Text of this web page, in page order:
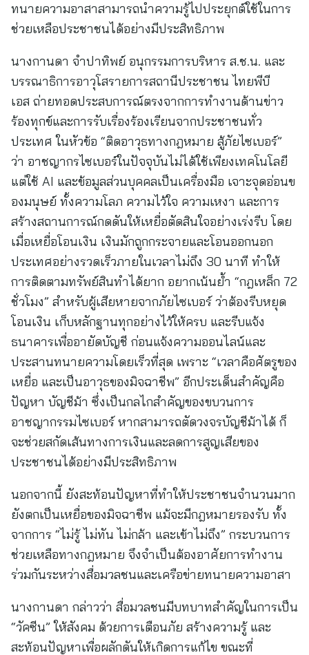
ทนายความอาสาสามารถนำความรู้ไปประยุกต์ใช้ในการ
ช่วยเหลือประชาชนได้อย่างมีประสิทธิภาพ
นางกานดา จำปาทิพย์ อนุกรรมการบริหาร ส.ช.น. และ
บรรณาธิการอาวุโสรายการสถานีประชาชน ไทยพีบี
เอส ถ่ายทอดประสบการณ์ตรงจากการทำงานด้านข่าว
ร้องทุกข์และการรับเรื่องร้องเรียนจากประชาชนทั่ว
ประเทศ ในหัวข้อ “ติดอาวุธทางกฎหมาย สู้ภัยไซเบอร์”
ว่า อาชญากรไซเบอร์ในปัจจุบันไม่ได้ใช้เพียงเทคโนโลยี
แต่ใช้ AI และข้อมูลส่วนบุคคลเป็นเครื่องมือ เจาะจุดอ่อนข
องมนุษย์ ทั้งความโลภ ความไว้ใจ ความเหงา และการ
สร้างสถานการณ์กดดันให้เหยื่อตัดสินใจอย่างเร่งรีบ โดย
เมื่อเหยื่อโอนเงิน เงินมักถูกกระจายและโอนออกนอก
ประเทศอย่างรวดเร็วภายในเวลาไม่ถึง 30 นาที ทำให้
การติดตามทรัพย์สินทำได้ยาก อยากเน้นย้ำ “กฎเหล็ก 72
ชั่วโมง” สำหรับผู้เสียหายจากภัยไซเบอร์ ว่าต้องรีบหยุด
โอนเงิน เก็บหลักฐานทุกอย่างไว้ให้ครบ และรีบแจ้ง
ธนาคารเพื่ออายัดบัญชี ก่อนแจ้งความออนไลน์และ
ประสานทนายความโดยเร็วที่สุด เพราะ “เวลาคือศัตรูของ
เหยื่อ และเป็นอาวุธของมิจฉาชีพ” อีกประเด็นสำคัญคือ
ปัญหา บัญชีม้า ซึ่งเป็นกลไกสำคัญของขบวนการ
อาชญากรรมไซเบอร์ หากสามารถตัดวงจรบัญชีม้าได้ ก็
จะช่วยสกัดเส้นทางการเงินและลดการสูญเสียของ
ประชาชนได้อย่างมีประสิทธิภาพ
นอกจากนี้ ยังสะท้อนปัญหาที่ทำให้ประชาชนจำนวนมาก
ยังตกเป็นเหยื่อของมิจฉาชีพ แม้จะมีกฎหมายรองรับ ทั้ง
จากการ “ไม่รู้ ไม่ทัน ไม่กล้า และเข้าไม่ถึง” กระบวนการ
ช่วยเหลือทางกฎหมาย จึงจำเป็นต้องอาศัยการทำงาน
ร่วมกันระหว่างสื่อมวลชนและเครือข่ายทนายความอาสา
นางกานดา กล่าวว่า สื่อมวลชนมีบทบาทสำคัญในการเป็น
“วัคซีน” ให้สังคม ด้วยการเตือนภัย สร้างความรู้ และ
สะท้อนปัญหาเพื่อผลักดันให้เกิดการแก้ไข ขณะที่